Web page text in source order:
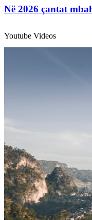
Në 2026 çantat
Youtube Videos